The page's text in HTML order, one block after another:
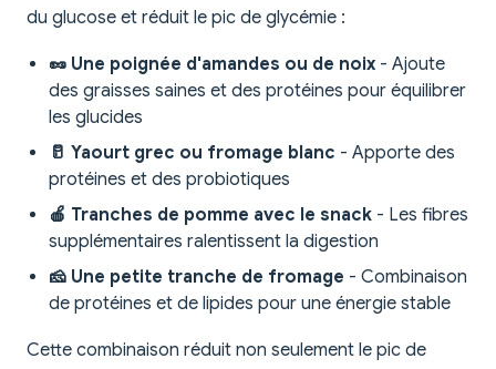
du glucose et réduit le pic de glycémie :
🥜 Une poignée d'amandes ou de noix - Ajoute
des graisses saines et des protéines pour équilibrer
les glucides
🥛 Yaourt grec ou fromage blanc - Apporte des
protéines et des probiotiques
🍎 Tranches de pomme avec le snack - Les fibres
supplémentaires ralentissent la digestion
🧀 Une petite tranche de fromage - Combinaison
de protéines et de lipides pour une énergie stable
Cette combinaison réduit non seulement le pic de